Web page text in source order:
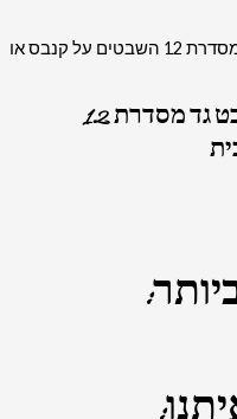
2748 – תמונה של של שבט גד מסדרת 12